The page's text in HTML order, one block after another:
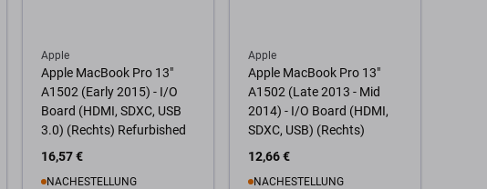
Apple
Apple MacBook Pro 13"
A1502 (Early 2015) - I/O
Board (HDMI, SDXC, USB
3.0) (Rechts) Refurbished
16,57 €
NACHESTELLUNG
Apple
Apple MacBook Pro 13"
A1502 (Late 2013 - Mid
2014) - I/O Board (HDMI,
SDXC, USB) (Rechts)
12,66 €
NACHESTELLUNG